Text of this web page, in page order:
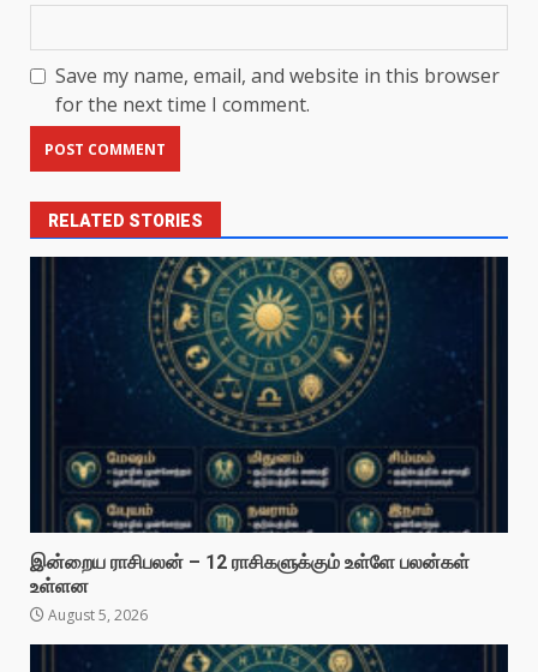
Save my name, email, and website in this browser
for the next time I comment.
RELATED STORIES
இன்றைய ராசிபலன் – 12 ராசிகளுக்கும் உள்ளே பலன்கள்
உள்ளன
August 5, 2026